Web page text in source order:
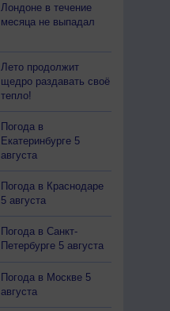
Лондоне в течение
месяца не выпадал
Лето продолжит
щедро раздавать своё
тепло!
Погода в
Екатеринбурге 5
августа
Погода в Краснодаре
5 августа
Погода в Санкт-
Петербурге 5 августа
Погода в Москве 5
августа